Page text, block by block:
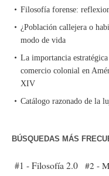
Filosofía forense:
¿Población callejera o
modo de vida
La importancia
comercio colonial en
XIV
Catálogo razonado de la
BÚSQUEDAS MÁS
#1 - Filosofía 2.0 #2 -